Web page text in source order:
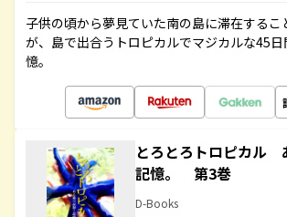
子供の頃から夢見ていた南の島に滞在するこ
が、島で出合うトロピカルでマジカルな45
憶。
とろとろトロピカル
記憶。 第3巻
D-Books